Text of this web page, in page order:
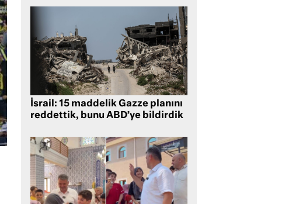
İsrail: 15 maddelik Gazze planını
reddettik, bunu ABD’ye bildirdik